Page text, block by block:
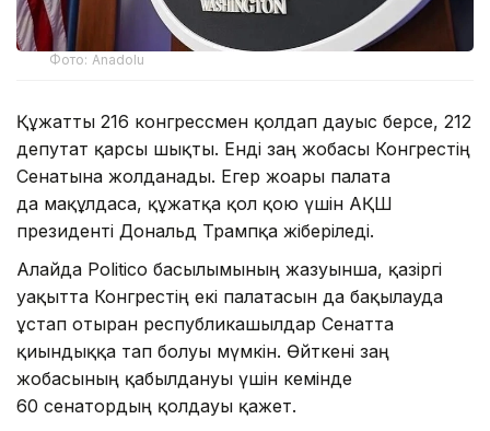
Фото: Anadolu
Құжатты 216 конгрессмен қолдап дауыс берсе, 212
депутат қарсы шықты. Енді заң жобасы Конгрестің
Сенатына жолданады. Егер жоғарғы палата
да мақұлдаса, құжатқа қол қою үшін АҚШ
президенті Дональд Трампқа жіберіледі.
Алайда Politico басылымының жазуынша, қазіргі
уақытта Конгрестің екі палатасын да бақылауда
ұстап отырған республикашылдар Сенатта
қиындыққа тап болуы мүмкін. Өйткені заң
жобасының қабылдануы үшін кемінде
60 сенатордың қолдауы қажет.